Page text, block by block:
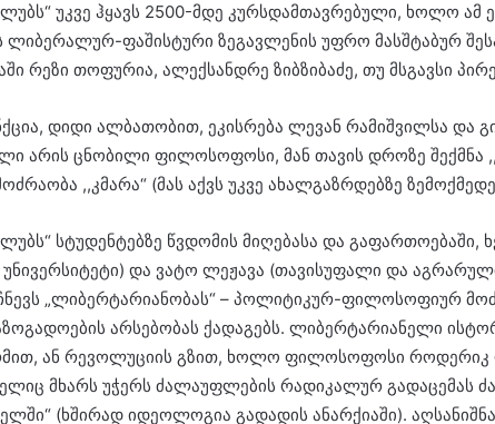
უკვე ჰყავს 2500-მდე კურსდამთავრებული, ხოლო
ლიბერალურ-ფაშისტური ზეგავლენის უფრო მასშტაბურ
რეზი თოფურია, ალექსანდრე ზიბზიბაძე, თუ მსგავსი
დიდი ალბათობით, ეკისრება ლევან რამიშვილსა და
არის ცნობილი ფილოსოფოსი, მან თავის დროზე შექმნა
,,კმარა“ (მას აქვს უკვე ახალგაზრდებზე
სტუდენტებზე წვდომის მიღებასა და
და ვატო ლეჟავა (თავისუფალი და
„ლიბერტარიანობას“ – პოლიტიკურ-ფილოსოფიურ
არსებობას ქადაგებს. ლიბერტარიანელი
ან რევოლუციის გზით, ხოლო ფილოსოფოსი როდერიკ
მხარს უჭერს ძალაუფლების რადიკალურ გადაცემას
(ხშირად იდეოლოგია გადადის ანარქიაში).